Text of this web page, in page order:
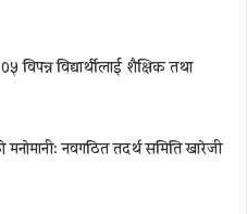
विपन्न विद्यार्थीलाई शैक्षिक तथा
नवगठित तदर्थ समिति खारेजी